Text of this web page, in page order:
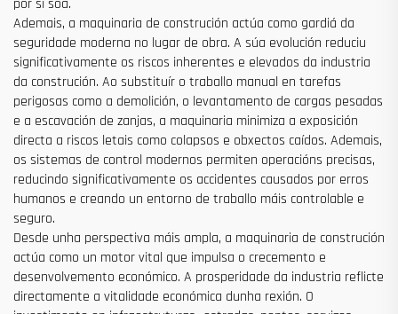
por si soa.
Ademais, a maquinaria de construción actúa como gardiá da
seguridade moderna no lugar de obra. A súa evolución reduciu
significativamente os riscos inherentes e elevados da industria
da construción. Ao substituír o traballo manual en tarefas
perigosas como a demolición, o levantamento de cargas pesadas
e a escavación de zanjas, a maquinaria minimiza a exposición
directa a riscos letais como colapsos e obxectos caídos. Ademais,
os sistemas de control modernos permiten operacións precisas,
reducindo significativamente os accidentes causados por erros
humanos e creando un entorno de traballo máis controlable e
seguro.
Desde unha perspectiva máis ampla, a maquinaria de construción
actúa como un motor vital que impulsa o crecemento e
desenvolvemento económico. A prosperidade da industria reflicte
directamente a vitalidade económica dunha rexión. O